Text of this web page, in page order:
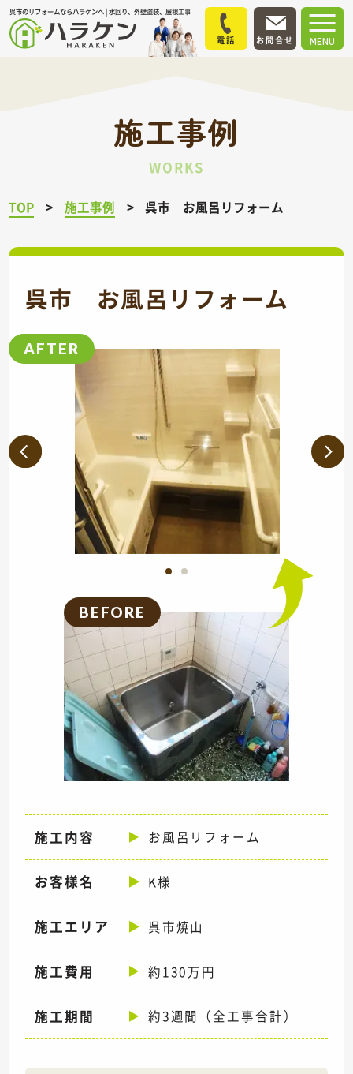
呉市のリフォームならハラケンへ | 水回り、外壁塗装、屋根工事
MENU
電話 お問合せ
施工事例
WORKS
TOP 施工事例 呉市 お風呂リフォーム
呉市 お風呂リフォーム
施工内容 お風呂リフォーム
お客様名 K様
施工エリア 呉市焼山
施工費用 約130万円
施工期間 約3週間（全工事合計）